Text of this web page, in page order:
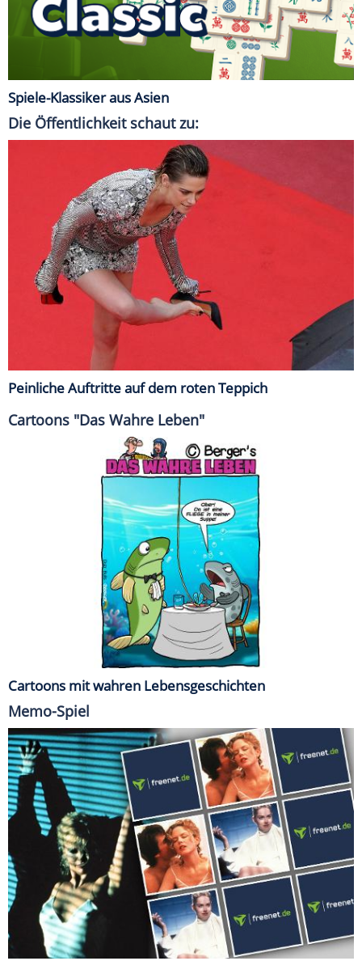
Spiele-Klassiker aus Asien
Die Öffentlichkeit schaut zu:
Peinliche Auftritte auf dem roten Teppich
Cartoons "Das Wahre Leben"
Cartoons mit wahren Lebensgeschichten
Memo-Spiel